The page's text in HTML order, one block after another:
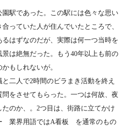
駅であった。この駅には色々な思い
っていた人が住んでいたところで、
はずなのだが、実際は何一つ当時を
は絶無だった。もう40年以上も前の
かもしれないが。
二人で2時間のビラまき活動を終え
をさせてもらった。一つは何故、夜
のか、。2つ目は、街路に立てかけ
業界用語ではA看板 を通常のもの